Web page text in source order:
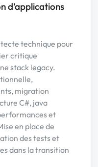
d’applications
technique pour
critique
stack legacy.
migration
C#, java
et
en place de
des tests et
dans la transition